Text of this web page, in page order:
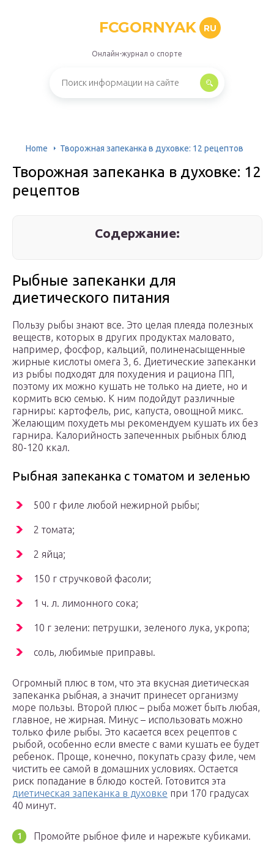
FCGORNYAK RU
Онлайн-журнал о спорте
Home Творожная запеканка в духовке: 12 рецептов
Творожная запеканка в духовке: 12
рецептов
Содержание:
Рыбные запеканки для
диетического питания
Пользу рыбы знают все. Это целая плеяда полезных
веществ, которых в других продуктах маловато,
например, фосфор, кальций, полиненасыщенные
жирные кислоты омега 3, 6. Диетические запеканки
из рыбы подходят для похудения и рациона ПП,
поэтому их можно кушать не только на диете, но и
кормить всю семью. К ним подойдут различные
гарниры: картофель, рис, капуста, овощной микс.
Желающим похудеть мы рекомендуем кушать их без
гарнира. Калорийность запеченных рыбных блюд
80-120 ккал.
Рыбная запеканка с томатом и зеленью
500 г филе любой нежирной рыбы;
2 томата;
2 яйца;
150 г стручковой фасоли;
1 ч. л. лимонного сока;
10 г зелени: петрушки, зеленого лука, укропа;
соль, любимые приправы.
Огромный плюс в том, что эта вкусная диетическая
запеканка рыбная, а значит принесет организму
море пользы. Второй плюс – рыба может быть любая,
главное, не жирная. Минус – использовать можно
только филе рыбы. Это касается всех рецептов с
рыбой, особенно если вместе с вами кушать ее будет
ребенок. Проще, конечно, покупать сразу филе, чем
чистить ее самой в домашних условиях. Остается
риск попадание в блюдо костей. Готовится эта
диетическая запеканка в духовке при 170 градусах
40 минут.
Промойте рыбное филе и нарежьте кубиками.